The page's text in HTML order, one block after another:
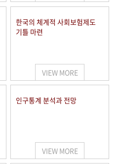
한국의 체계적 사회보험제도
기틀 마련
VIEW MORE
인구통계 분석과 전망
VIEW MORE